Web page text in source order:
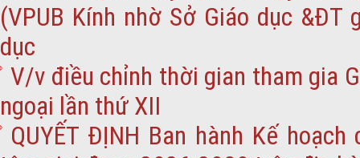
(VPUB Kính nhờ Sở Giáo dục
dục
V/v điều chỉnh thời gian tham gia
ngoại lần thứ XII
QUYẾT ĐỊNH Ban hành Kế